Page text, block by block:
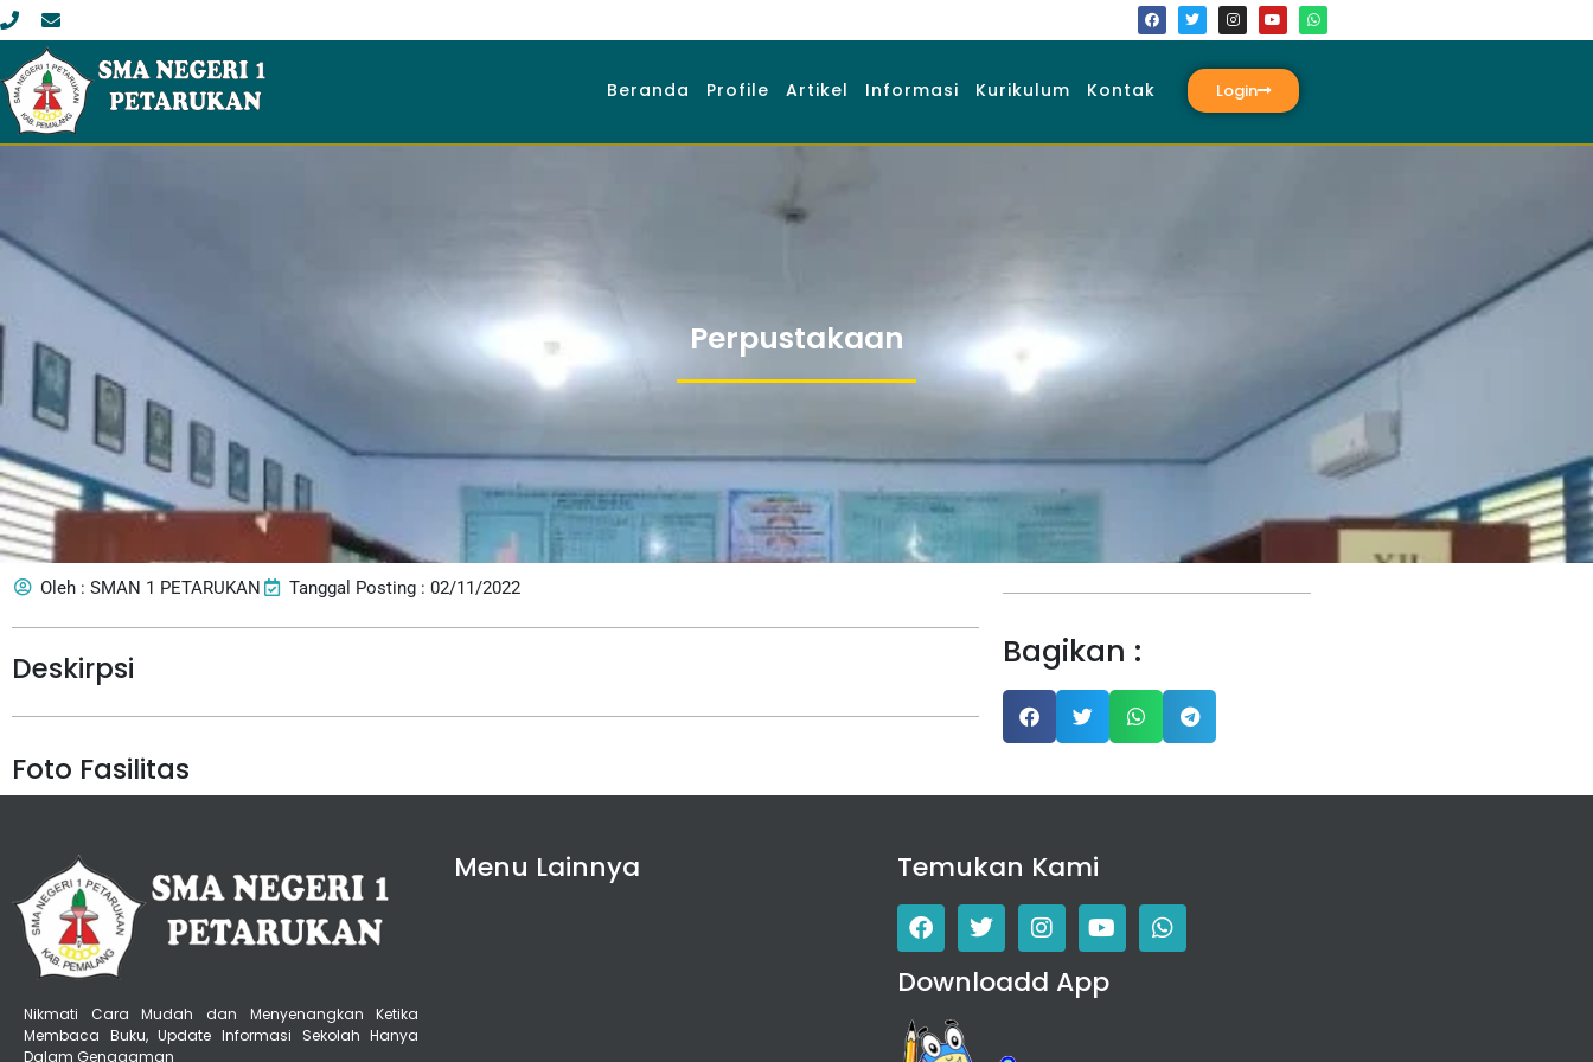
Beranda Profile Artikel Informasi Kurikulum Kontak Login
Perpustakaan
Oleh : SMAN 1 PETARUKAN Tanggal Posting : 02/11/2022
Deskirpsi
Foto Fasilitas
Bagikan :
Nikmati Cara Mudah dan Menyenangkan Ketika
Membaca Buku, Update Informasi Sekolah Hanya
Dalam Genggaman
Menu Lainnya Temukan Kami
Downloadd App